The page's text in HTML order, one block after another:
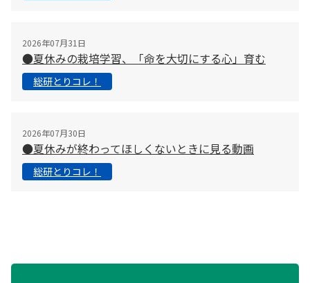
2026年07月31日
●夏休みの栽培学習、「命を大切にする心」育む
総研とりコレ！
2026年07月30日
●夏休みが終わってほしくないときに見る動画
総研とりコレ！